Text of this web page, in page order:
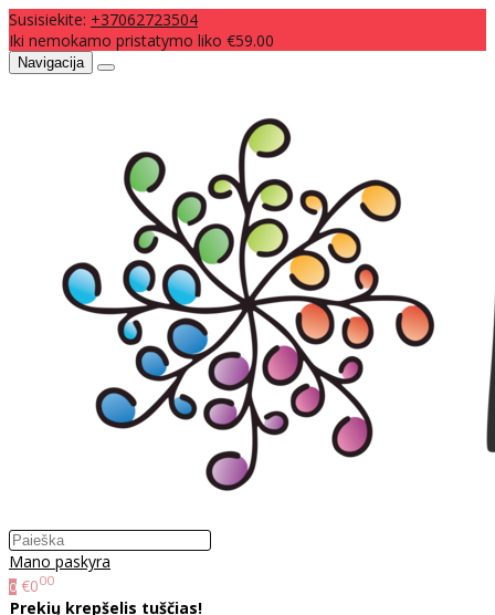
Susisiekite: +37062723504
Iki nemokamo pristatymo liko €59.00
Navigacija
Mano paskyra
0 €000
Prekių krepšelis tuščias!